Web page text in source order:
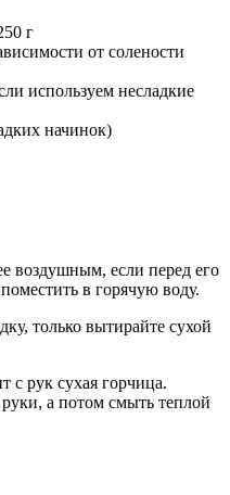
г
от солености
используем несладкие
начинок)
воздушным, если перед его
в горячую воду.
только вытирайте сухой
с рук сухая горчица.
а потом смыть теплой